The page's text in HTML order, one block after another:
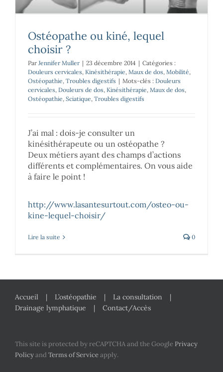
Ostéopathe ou kiné, lequel
choisir ?
Par Jennifer Muller | 23 décembre 2014 | Catégories :
Douleurs cervicales, Kinésithérapie, Maux de dos, Mobilité,
Ostéopathie, Troubles digestifs | Mots-clés : Douleurs
cervicales, Douleurs de dos, Kinésithérapie, Maux de dos,
Ostéopathie, Sciatique, Troubles digestifs
J’ai mal : dois-je consulter un
kinésithérapeute ou un ostéopathe ?
Deux métiers ayant des champs d’actions
différents et complémentaires. On vous aide
à faire le point !
http://www.lasantesurtout.com/osteo-ou-
kine-lequel-choisir/
Lire la suite 0
Accueil L’ostéopathie
La consultation
Drainage lymphatique
Contact/Accès
This site is protected by reCAPTCHA and the Google Privacy
Policyand Terms of Serviceapply.